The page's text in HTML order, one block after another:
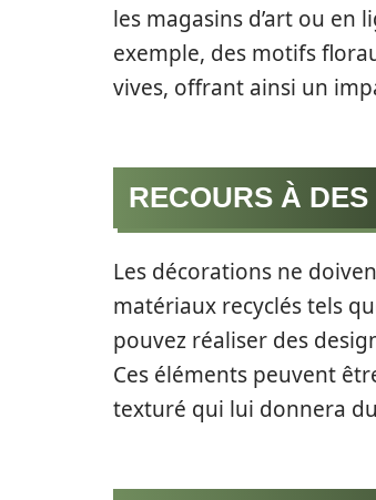
les magasins d’art ou en
exemple, des motifs
vives, offrant ainsi un
RECOURS À
Les décorations ne
matériaux recyclés tels
pouvez réaliser des
Ces éléments peuvent
texturé qui lui donnera